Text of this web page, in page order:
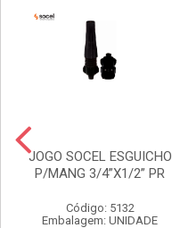
JOGO SOCEL ESGUICHO
P/MANG 3/4”X1/2” PR
Código: 5132
Embalagem: UNIDADE